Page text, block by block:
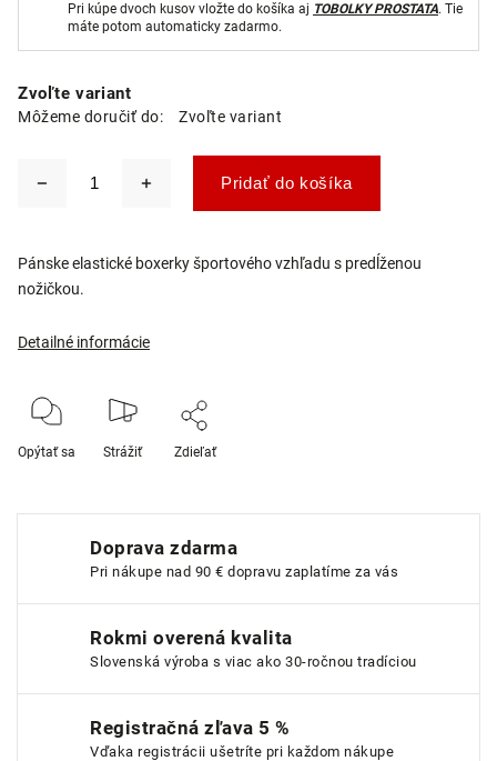
Zvoľte variant
Môžeme doručiť do: Zvoľte variant
Pridať do košíka
Pri kúpe dvoch kusov vložte do košíka aj TOBOLKY PROSTATA. Tie
máte potom automaticky zadarmo.
Pánske elastické boxerky športového vzhľadu s predĺženou
nožičkou.
Detailné informácie
Opýtať sa Strážiť Zdieľať
Doprava zdarma
Pri nákupe nad 90 € dopravu zaplatíme za vás
Rokmi overená kvalita
Slovenská výroba s viac ako 30-ročnou tradíciou
Registračná zľava 5 %
Vďaka registrácii ušetríte pri každom nákupe